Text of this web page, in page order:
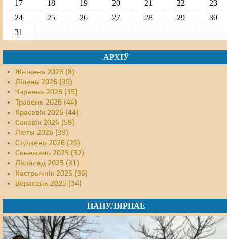
17
18 19 20 21 22
23
24
25 26 27 28 29
30
31
АРХІЎ
Жнівень 2026 (8)
Ліпень 2026 (39)
Чэрвень 2026 (35)
Травень 2026 (44)
Красавік 2026 (44)
Сакавік 2026 (59)
Люты 2026 (39)
Студзень 2026 (29)
Сьнежань 2025 (32)
Лістапад 2025 (31)
Кастрычнік 2025 (36)
Верасень 2025 (34)
ПАПУЛЯРНАЕ